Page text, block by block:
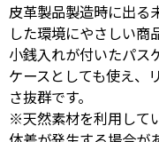
皮革製品製造時に出る
した環境にやさしい商
小銭入れが付いたパス
ケースとしても使え、
さ抜群です。
※天然素材を利用して